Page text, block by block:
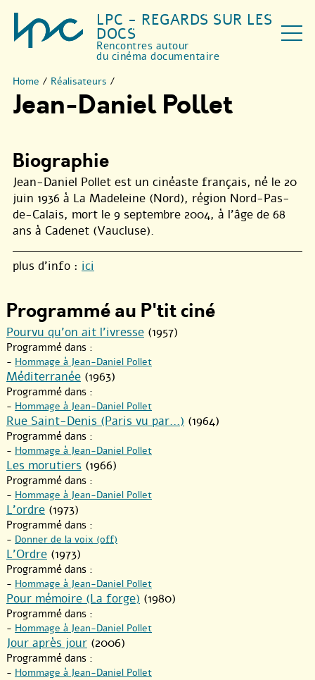
LPC - REGARDS SUR LES
DOCS
Rencontres autour
du cinéma documentaire
Home / Réalisateurs /
Jean-Daniel Pollet
Biographie
Jean-Daniel Pollet est un cinéaste français, né le 20
juin 1936 à La Madeleine (Nord), région Nord-Pas-
de-Calais, mort le 9 septembre 2004, à l’âge de 68
ans à Cadenet (Vaucluse).
plus d’info : ici
Programmé au P'tit ciné
Pourvu qu’on ait l’ivresse (1957)
Programmé dans :
- Hommage à Jean-Daniel Pollet
Méditerranée (1963)
Programmé dans :
- Hommage à Jean-Daniel Pollet
Rue Saint-Denis (Paris vu par...) (1964)
Programmé dans :
- Hommage à Jean-Daniel Pollet
Les morutiers (1966)
Programmé dans :
- Hommage à Jean-Daniel Pollet
L’ordre (1973)
Programmé dans :
- Donner de la voix (off)
L’Ordre (1973)
Programmé dans :
- Hommage à Jean-Daniel Pollet
Pour mémoire (La forge) (1980)
Programmé dans :
- Hommage à Jean-Daniel Pollet
Jour après jour (2006)
Programmé dans :
- Hommage à Jean-Daniel Pollet